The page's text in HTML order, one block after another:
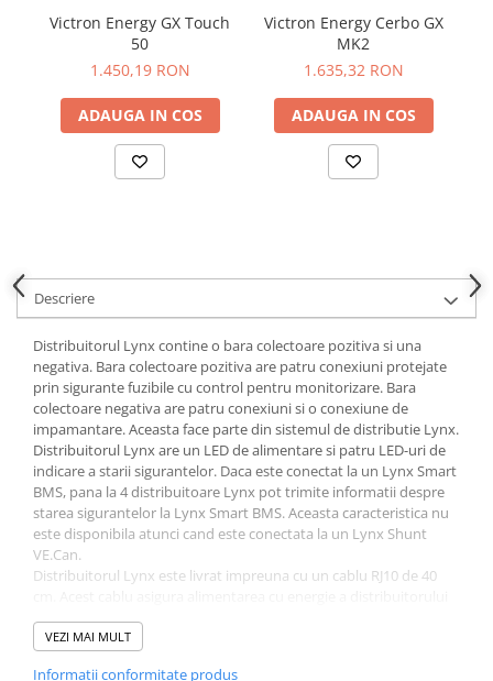
Produse resigilate
Proiecte Speciale
Victron Energy GX Touch
50
1.450,19 RON
ADAUGA IN COS
Victron Energy Cerbo GX
MK2
1.635,32 RON
ADAUGA IN COS
Descriere
Distribuitorul Lynx contine o bara colectoare pozitiva si una
negativa. Bara colectoare pozitiva are patru conexiuni protejate
prin sigurante fuzibile cu control pentru monitorizare. Bara
colectoare negativa are patru conexiuni si o conexiune de
impamantare. Aceasta face parte din sistemul de distributie Lynx.
Distribuitorul Lynx are un LED de alimentare si patru LED-uri de
indicare a starii sigurantelor. Daca este conectat la un Lynx Smart
BMS, pana la 4 distribuitoare Lynx pot trimite informatii despre
starea sigurantelor la Lynx Smart BMS. Aceasta caracteristica nu
este disponibila atunci cand este conectata la un Lynx Shunt
VE.Can.
Distribuitorul Lynx este livrat impreuna cu un cablu RJ10 de 40
Lynx si, daca este conectat la un Lynx Smart BMS, este utilizat si
pentru a transmite date.
VEZI MAI MULT
Informatii conformitate produs